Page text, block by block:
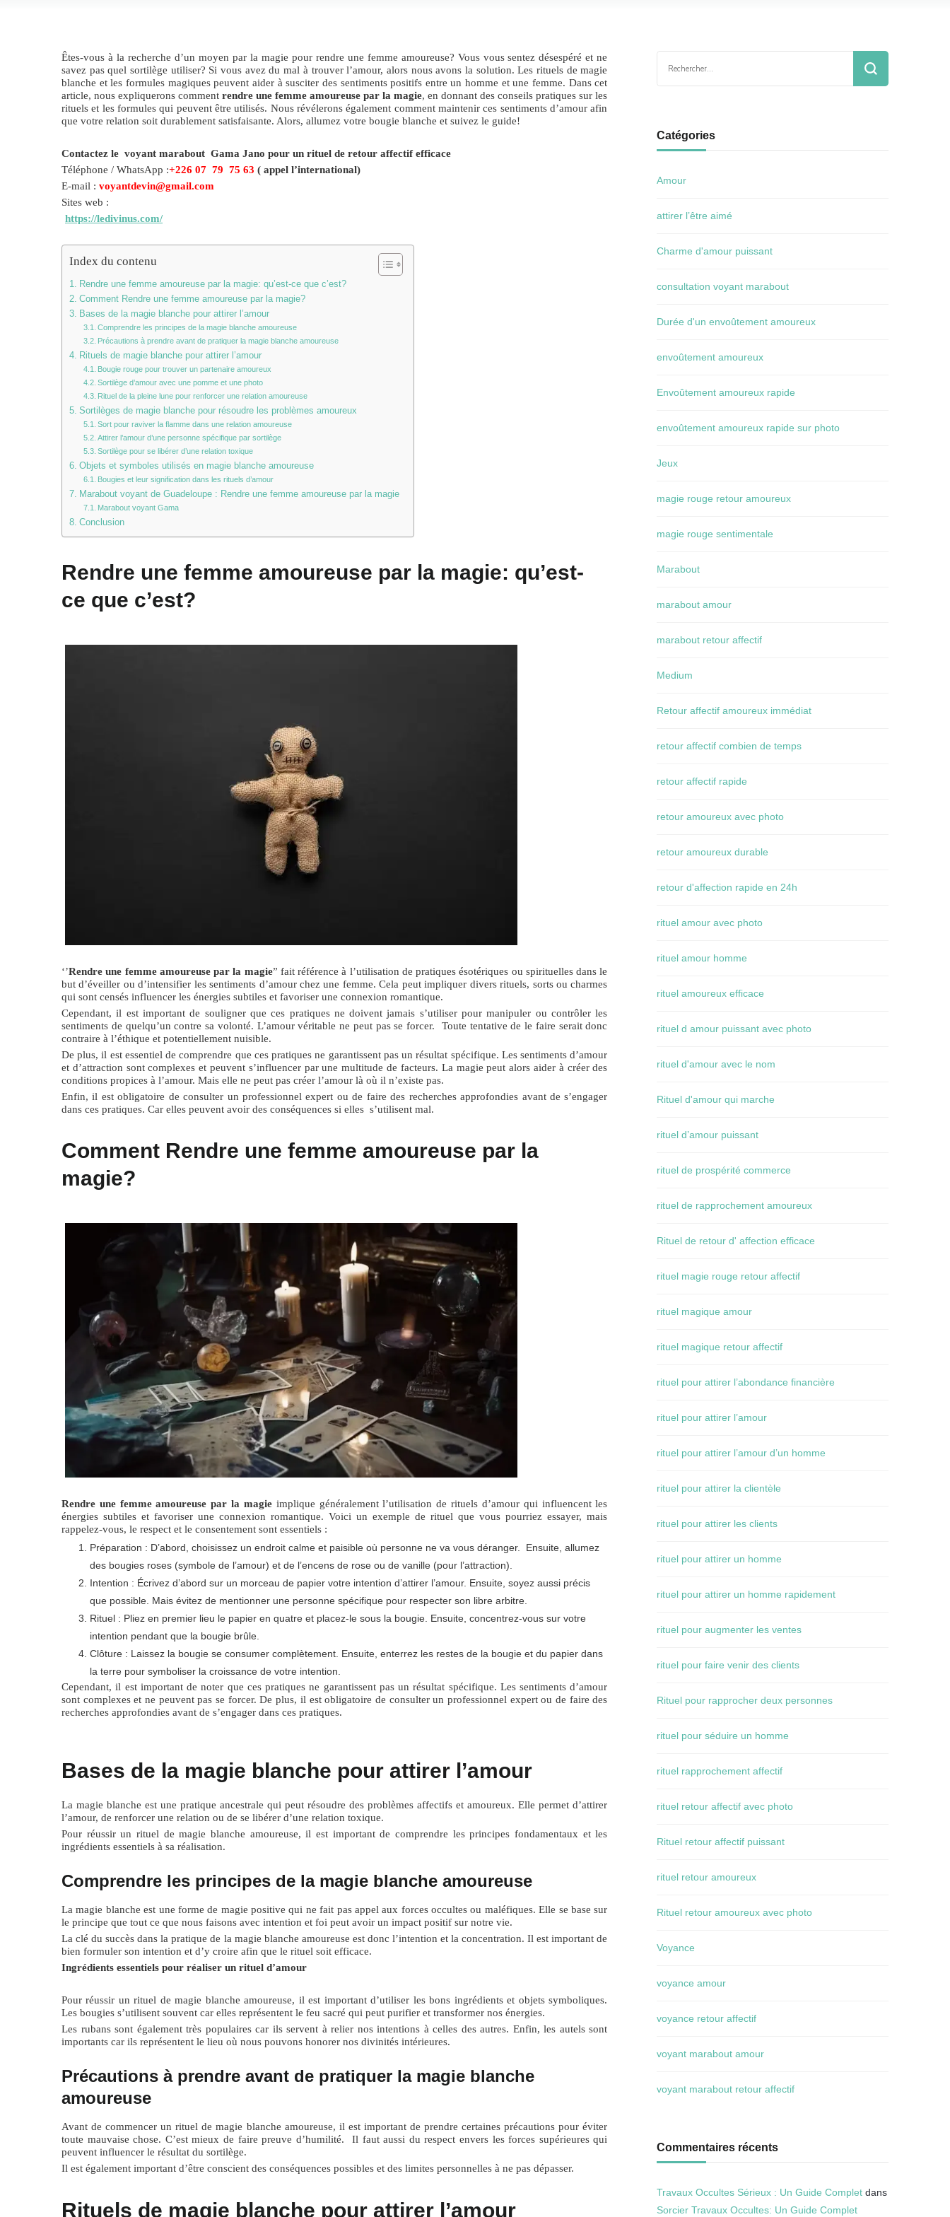
Êtes-vous à la recherche d’un moyen par la magie pour rendre une femme amoureuse? Vous vous sentez désespéré et ne
savez pas quel sortilège utiliser? Si vous avez du mal à trouver l’amour, alors nous avons la solution. Les rituels de magie
blanche et les formules magiques peuvent aider à susciter des sentiments positifs entre un homme et une femme. Dans cet
article, nous expliquerons commentrendre une femme amoureuse par la magie, en donnant des conseils pratiques sur les
rituels et les formules qui peuvent être utilisés. Nous révélerons également comment maintenir ces sentiments d’amour afin
que votre relation soit durablement satisfaisante. Alors, allumez votre bougie blanche et suivez le guide!
Contactez le voyant marabout Gama Jano pour un rituel de retour affectif efficace
Téléphone / WhatsApp :+226 07 79 75 63 ( appel l’international)
E-mail : voyantdevin@gmail.com
Sites web :
https://ledivinus.com/
Index du contenu
Rendre une femme amoureuse par la magie: qu’est-ce que c’est?
Comment Rendre une femme amoureuse par la magie?
Bases de la magie blanche pour attirer l’amour
Comprendre les principes de la magie blanche amoureuse
Précautions à prendre avant de pratiquer la magie blanche amoureuse
Rituels de magie blanche pour attirer l’amour
Bougie rouge pour trouver un partenaire amoureux
Sortilège d’amour avec une pomme et une photo
Rituel de la pleine lune pour renforcer une relation amoureuse
Sortilèges de magie blanche pour résoudre les problèmes amoureux
Sort pour raviver la flamme dans une relation amoureuse
Attirer l’amour d’une personne spécifique par sortilège
Sortilège pour se libérer d’une relation toxique
Objets et symboles utilisés en magie blanche amoureuse
Bougies et leur signification dans les rituels d’amour
Marabout voyant de Guadeloupe : Rendre une femme amoureuse par la magie
Marabout voyant Gama
Conclusion
Rendre une femme amoureuse par la magie: qu’est-
ce que c’est?
‘’Rendre une femme amoureuse par la magie” fait référence à l’utilisation de pratiques ésotériques ou spirituelles dans le
but d’éveiller ou d’intensifier les sentiments d’amour chez une femme. Cela peut impliquer divers rituels, sorts ou charmes
qui sont censés influencer les énergies subtiles et favoriser une connexion romantique.
Cependant, il est important de souligner que ces pratiques ne doivent jamais s’utiliser pour manipuler ou contrôler les
sentiments de quelqu’un contre sa volonté. L’amour véritable ne peut pas se forcer. Toute tentative de le faire serait donc
contraire à l’éthique et potentiellement nuisible.
De plus, il est essentiel de comprendre que ces pratiques ne garantissent pas un résultat spécifique. Les sentiments d’amour
et d’attraction sont complexes et peuvent s’influencer par une multitude de facteurs. La magie peut alors aider à créer des
conditions propices à l’amour. Mais elle ne peut pas créer l’amour là où il n’existe pas.
Enfin, il est obligatoire de consulter un professionnel expert ou de faire des recherches approfondies avant de s’engager
dans ces pratiques. Car elles peuvent avoir des conséquences si elles s’utilisent mal.
Comment Rendre une femme amoureuse par la
magie?
Rendre une femme amoureuse par la magieimplique généralement l’utilisation de rituels d’amour qui influencent les
énergies subtiles et favoriser une connexion romantique. Voici un exemple de rituel que vous pourriez essayer, mais
rappelez-vous, le respect et le consentement sont essentiels :
Préparation : D’abord, choisissez un endroit calme et paisible où personne ne va vous déranger. Ensuite, allumez
des bougies roses (symbole de l’amour) et de l’encens de rose ou de vanille (pour l’attraction).
Intention : Écrivez d’abord sur un morceau de papier votre intention d’attirer l’amour. Ensuite, soyez aussi précis
que possible. Mais évitez de mentionner une personne spécifique pour respecter son libre arbitre.
Rituel : Pliez en premier lieu le papier en quatre et placez-le sous la bougie. Ensuite, concentrez-vous sur votre
intention pendant que la bougie brûle.
Clôture : Laissez la bougie se consumer complètement. Ensuite, enterrez les restes de la bougie et du papier dans
la terre pour symboliser la croissance de votre intention.
Cependant, il est important de noter que ces pratiques ne garantissent pas un résultat spécifique. Les sentiments d’amour
sont complexes et ne peuvent pas se forcer. De plus, il est obligatoire de consulter un professionnel expert ou de faire des
recherches approfondies avant de s’engager dans ces pratiques.
Bases de la magie blanche pour attirer l’amour
La magie blanche est une pratique ancestrale qui peut résoudre des problèmes affectifs et amoureux. Elle permet d’attirer
l’amour, de renforcer une relation ou de se libérer d’une relation toxique.
Pour réussir un rituel de magie blanche amoureuse, il est important de comprendre les principes fondamentaux et les
ingrédients essentiels à sa réalisation.
Comprendre les principes de la magie blanche amoureuse
La magie blanche est une forme de magie positive qui ne fait pas appel aux forces occultes ou maléfiques. Elle se base sur
le principe que tout ce que nous faisons avec intention et foi peut avoir un impact positif sur notre vie.
La clé du succès dans la pratique de la magie blanche amoureuse est donc l’intention et la concentration. Il est important de
bien formuler son intention et d’y croire afin que le rituel soit efficace.
Ingrédients essentiels pour réaliser un rituel d’amour
Pour réussir un rituel de magie blanche amoureuse, il est important d’utiliser les bons ingrédients et objets symboliques.
Les bougies s’utilisent souvent car elles représentent le feu sacré qui peut purifier et transformer nos énergies.
Les rubans sont également très populaires car ils servent à relier nos intentions à celles des autres. Enfin, les autels sont
importants car ils représentent le lieu où nous pouvons honorer nos divinités intérieures.
Précautions à prendre avant de pratiquer la magie blanche
amoureuse
Avant de commencer un rituel de magie blanche amoureuse, il est important de prendre certaines précautions pour éviter
toute mauvaise chose. C’est mieux de faire preuve d’humilité. Il faut aussi du respect envers les forces supérieures qui
peuvent influencer le résultat du sortilège.
Il est également important d’être conscient des conséquences possibles et des limites personnelles à ne pas dépasser.
Rituels de magie blanche pour attirer l’amour
Catégories
Amour
attirer l’être aimé
Charme d'amour puissant
consultation voyant marabout
Durée d'un envoûtement amoureux
envoûtement amoureux
Envoûtement amoureux rapide
envoûtement amoureux rapide sur photo
Jeux
magie rouge retour amoureux
magie rouge sentimentale
Marabout
marabout amour
marabout retour affectif
Medium
Retour affectif amoureux immédiat
retour affectif combien de temps
retour affectif rapide
retour amoureux avec photo
retour amoureux durable
retour d'affection rapide en 24h
rituel amour avec photo
rituel amour homme
rituel amoureux efficace
rituel d amour puissant avec photo
rituel d'amour avec le nom
Rituel d'amour qui marche
rituel d’amour puissant
rituel de prospérité commerce
rituel de rapprochement amoureux
Rituel de retour d' affection efficace
rituel magie rouge retour affectif
rituel magique amour
rituel magique retour affectif
rituel pour attirer l’abondance financière
rituel pour attirer l’amour
rituel pour attirer l’amour d’un homme
rituel pour attirer la clientèle
rituel pour attirer les clients
rituel pour attirer un homme
rituel pour attirer un homme rapidement
rituel pour augmenter les ventes
rituel pour faire venir des clients
Rituel pour rapprocher deux personnes
rituel pour séduire un homme
rituel rapprochement affectif
rituel retour affectif avec photo
Rituel retour affectif puissant
rituel retour amoureux
Rituel retour amoureux avec photo
Voyance
voyance amour
voyance retour affectif
voyant marabout amour
voyant marabout retour affectif
Commentaires récents
Travaux Occultes Sérieux : Un Guide Complet dans
Sorcier Travaux Occultes: Un Guide Complet